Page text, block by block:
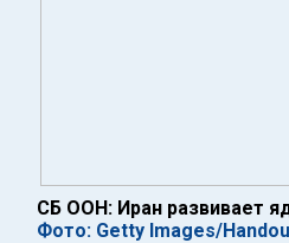
СБ ООН: Иран развивает
Фото: Getty Images/